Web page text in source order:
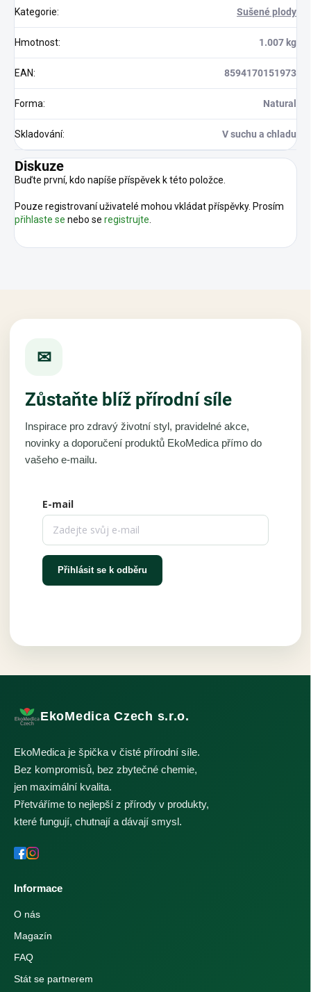
Kategorie: Sušené plody
Hmotnost: 1.007 kg
EAN: 8594170151973
Forma: Natural
Skladování: V suchu a chladu
Diskuze
Buďte první, kdo napíše příspěvek k této položce.
Pouze registrovaní uživatelé mohou vkládat příspěvky. Prosím
přihlaste se nebo se registrujte.
✉
Zůstaňte blíž přírodní síle
Inspirace pro zdravý životní styl, pravidelné akce,
novinky a doporučení produktů EkoMedica přímo do
vašeho e-mailu.
E-mail
Přihlásit se k odběru
EkoMedica Czech s.r.o.
EkoMedica je špička v čisté přírodní síle.
Bez kompromisů, bez zbytečné chemie,
jen maximální kvalita.
Přetváříme to nejlepší z přírody v produkty,
které fungují, chutnají a dávají smysl.
Informace
O nás
Magazín
FAQ
Stát se partnerem